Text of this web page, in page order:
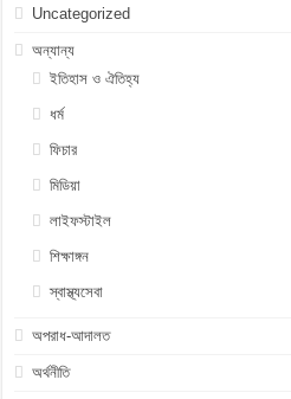
Uncategorized
অন্যান্য
ইতিহাস ও ঐতিহ্য
ধর্ম
ফিচার
মিডিয়া
লাইফস্টাইল
শিক্ষাঙ্গন
স্বাস্থ্যসেবা
অপরাধ-আদালত
অর্থনীতি